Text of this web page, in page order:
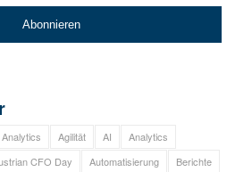
Agilität AI
Analytics
CFO Day Automatisierung Berichte